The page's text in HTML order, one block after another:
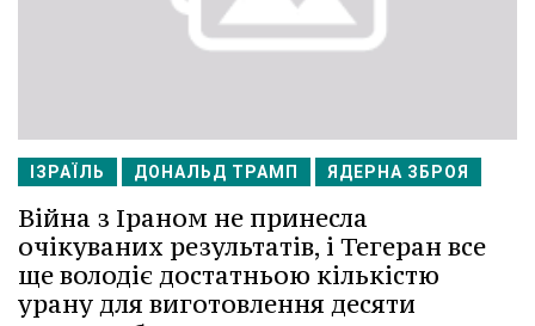
ІЗРАЇЛЬ ДОНАЛЬД ТРАМП ЯДЕРНА ЗБРОЯ
Війна з Іраном не принесла
очікуваних результатів, і Тегеран все
ще володіє достатньою кількістю
урану для виготовлення десяти